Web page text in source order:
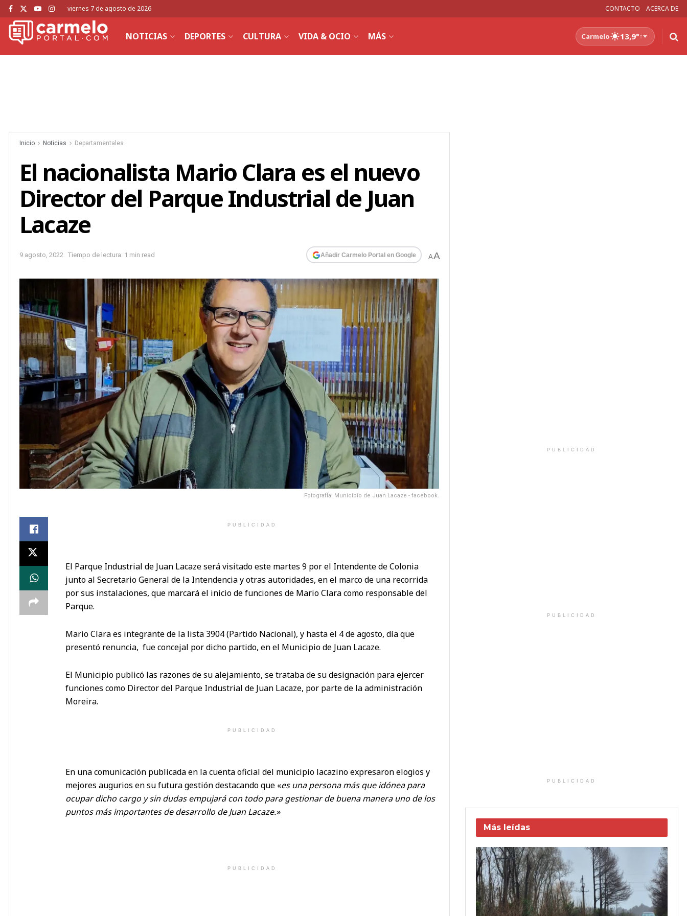
viernes 7 de agosto de 2026 CONTACTO ACERCA DE
NOTICIAS DEPORTES CULTURA VIDA & OCIO MÁS Carmelo 13,9°↑
Inicio Noticias Departamentales
El nacionalista Mario Clara es el nuevo
Director del Parque Industrial de Juan
Lacaze
9 agosto, 2022 Tiempo de lectura: 1 min read Añadir Carmelo Portal en Google AA
FotografÏa: Municipio de Juan Lacaze - facebook.
PUBLICIDAD
El Parque Industrial de Juan Lacaze será visitado este martes 9 por el Intendente de Colonia
junto al Secretario General de la Intendencia y otras autoridades, en el marco de una recorrida
por sus instalaciones, que marcará el inicio de funciones de Mario Clara como responsable del
Parque.
Mario Clara es integrante de la lista 3904 (Partido Nacional), y hasta el 4 de agosto, día que
presentó renuncia, fue concejal por dicho partido, en el Municipio de Juan Lacaze.
El Municipio publicó las razones de su alejamiento, se trataba de su designación para ejercer
funciones como Director del Parque Industrial de Juan Lacaze, por parte de la administración
Moreira.
PUBLICIDAD
En una comunicación publicada en la cuenta oficial del municipio lacazino expresaron elogios y
mejores augurios en su futura gestión destacando que «es una persona más que idónea para
ocupar dicho cargo y sin dudas empujará con todo para gestionar de buena manera uno de los
puntos más importantes de desarrollo de Juan Lacaze.»
PUBLICIDAD
PUBLICIDAD
PUBLICIDAD
PUBLICIDAD
Más leídas